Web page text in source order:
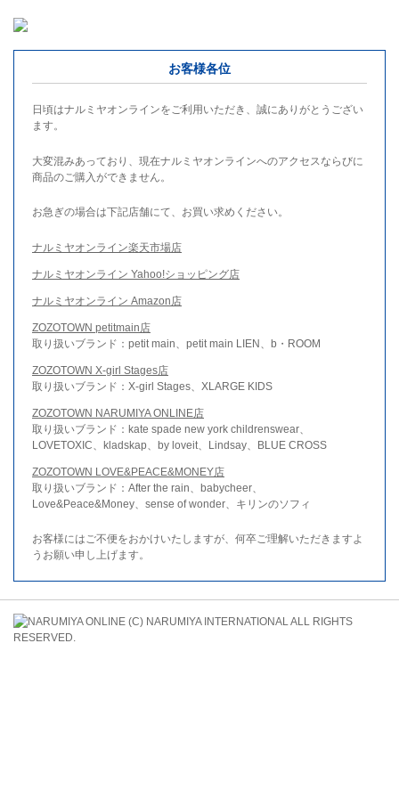
お客様各位
日頃はナルミヤオンラインをご利用いただき、誠にありがとうござい
ます。
大変混みあっており、現在ナルミヤオンラインへのアクセスならびに
商品のご購入ができません。
お急ぎの場合は下記店舗にて、お買い求めください。
ナルミヤオンライン楽天市場店
ナルミヤオンライン Yahoo!ショッピング店
ナルミヤオンライン Amazon店
ZOZOTOWN petitmain店
取り扱いブランド：petit main、petit main LIEN、b・ROOM
ZOZOTOWN X-girl Stages店
取り扱いブランド：X-girl Stages、XLARGE KIDS
ZOZOTOWN NARUMIYA ONLINE店
取り扱いブランド：kate spade new york childrenswear、
LOVETOXIC、kladskap、by loveit、Lindsay、BLUE CROSS
ZOZOTOWN LOVE&PEACE&MONEY店
取り扱いブランド：After the rain、babycheer、
Love&Peace&Money、sense of wonder、キリンのソフィ
お客様にはご不便をおかけいたしますが、何卒ご理解いただきますよ
うお願い申し上げます。